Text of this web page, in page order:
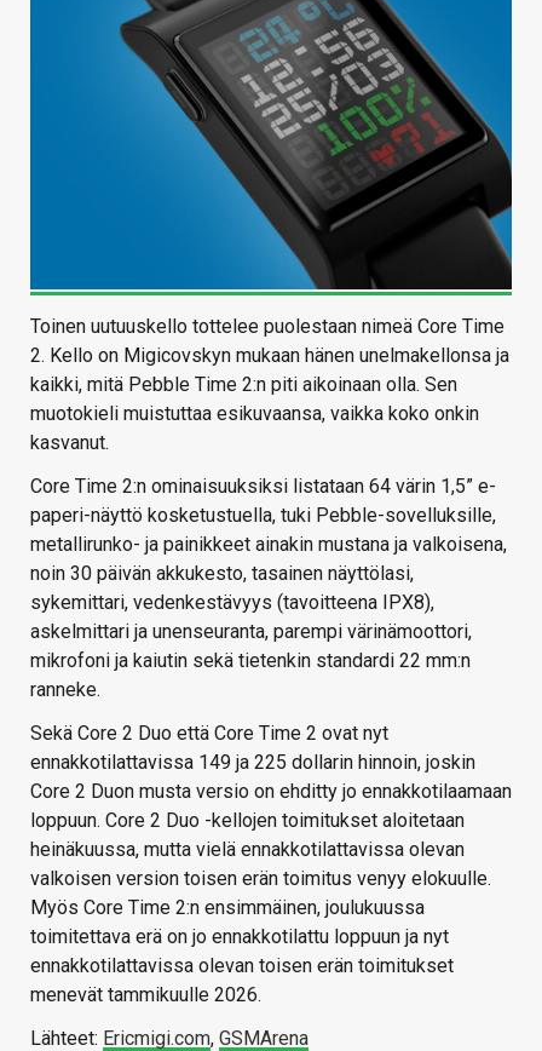
Toinen uutuuskello tottelee puolestaan nimeä Core Time
2. Kello on Migicovskyn mukaan hänen unelmakellonsa ja
kaikki, mitä Pebble Time 2:n piti aikoinaan olla. Sen
muotokieli muistuttaa esikuvaansa, vaikka koko onkin
kasvanut.
Core Time 2:n ominaisuuksiksi listataan 64 värin 1,5” e-
paperi-näyttö kosketustuella, tuki Pebble-sovelluksille,
metallirunko- ja painikkeet ainakin mustana ja valkoisena,
noin 30 päivän akkukesto, tasainen näyttölasi,
sykemittari, vedenkestävyys (tavoitteena IPX8),
askelmittari ja unenseuranta, parempi värinämoottori,
mikrofoni ja kaiutin sekä tietenkin standardi 22 mm:n
ranneke.
Sekä Core 2 Duo että Core Time 2 ovat nyt
ennakkotilattavissa 149 ja 225 dollarin hinnoin, joskin
Core 2 Duon musta versio on ehditty jo ennakkotilaamaan
loppuun. Core 2 Duo -kellojen toimitukset aloitetaan
heinäkuussa, mutta vielä ennakkotilattavissa olevan
valkoisen version toisen erän toimitus venyy elokuulle.
Myös Core Time 2:n ensimmäinen, joulukuussa
toimitettava erä on jo ennakkotilattu loppuun ja nyt
ennakkotilattavissa olevan toisen erän toimitukset
menevät tammikuulle 2026.
Lähteet: Ericmigi.com, GSMArena